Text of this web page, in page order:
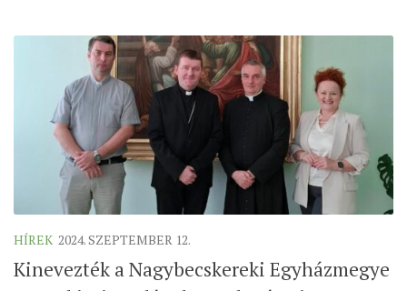
SZINÓDUS
ORGANIGRAMMA
PÜSPÖKI DEKRÉTUM
ZSINATI IMA
ZSINAT MOTTÓJA, LOGÓJA
ZSINATI IRODA
KOORDINÁLÓ BIZOTTSÁG
ZSINATI TAGOK
HÍREK 2024. SZEPTEMBER 12.
Kinevezték a Nagybecskereki Egyházmegye